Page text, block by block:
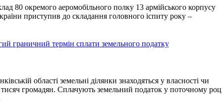
80 окремого аеромобільного полку 13 армійського корпусу
приступив до складання головного іспиту року –
граничний термін сплати земельного податку
області земельні ділянки знаходяться у власності чи
громадян. Сплачують земельний податок у поточному